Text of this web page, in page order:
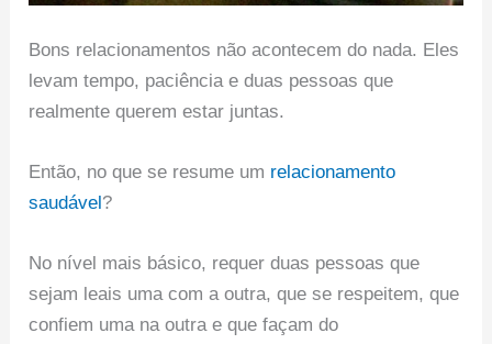
Bons relacionamentos não acontecem do nada. Eles
levam tempo, paciência e duas pessoas que
realmente querem estar juntas.
Então, no que se resume um relacionamento
saudável?
No nível mais básico, requer duas pessoas que
sejam leais uma com a outra, que se respeitem, que
confiem uma na outra e que façam do